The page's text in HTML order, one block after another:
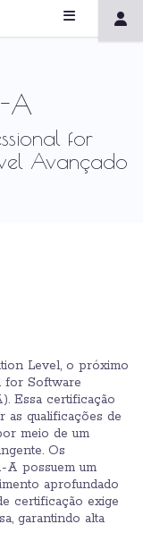
A
for
Avançado
Level, o próximo
for Software
Essa certificação
as qualificações de
meio de um
Os
possuem um
aprofundado
certificação exige
garantindo alta